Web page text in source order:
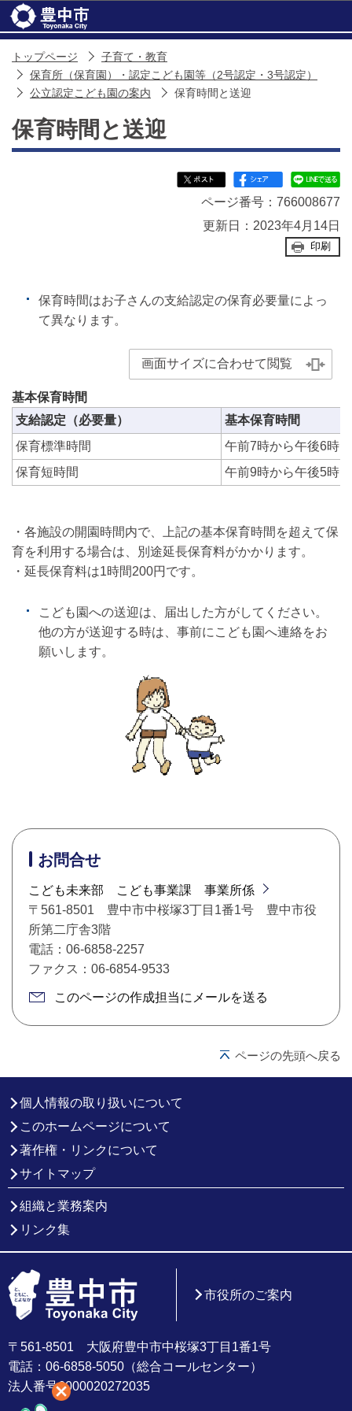
トップページ
子育て・教育
保育所（保育園）・認定こども園等（2号認定・3号認定）
公立認定こども園の案内
保育時間と送迎
保育時間と送迎
ページ番号：766008677
更新日：2023年4月14日
印刷
保育時間はお子さんの支給認定の保育必要量によっ
て異なります。
画面サイズに合わせて閲覧
基本保育時間
支給認定（必要量）
基本保育時間
保育標準時間
午前7時から午後6時
保育短時間
午前9時から午後5時
・各施設の開園時間内で、上記の基本保育時間を超えて保
育を利用する場合は、別途延長保育料がかかります。
・延長保育料は1時間200円です。
こども園への送迎は、届出した方がしてください。
他の方が送迎する時は、事前にこども園へ連絡をお
願いします。
お問合せ
こども未来部 こども事業課 事業所係
〒561-8501 豊中市中桜塚3丁目1番1号 豊中市役
所第二庁舎3階
電話：06-6858-2257
ファクス：06-6854-9533
このページの作成担当にメールを送る
ページの先頭へ戻る
個人情報の取り扱いについて
このホームページについて
著作権・リンクについて
サイトマップ
組織と業務案内
リンク集
〒561-8501 大阪府豊中市中桜塚3丁目1番1号
電話：06-6858-5050（総合コールセンター）
法人番号6000020272035
市役所のご案内